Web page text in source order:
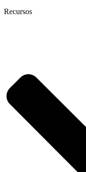
Recursos